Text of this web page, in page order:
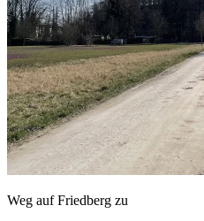
Weg auf Friedberg zu